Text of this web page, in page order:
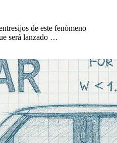
de este fenómeno
será lanzado …